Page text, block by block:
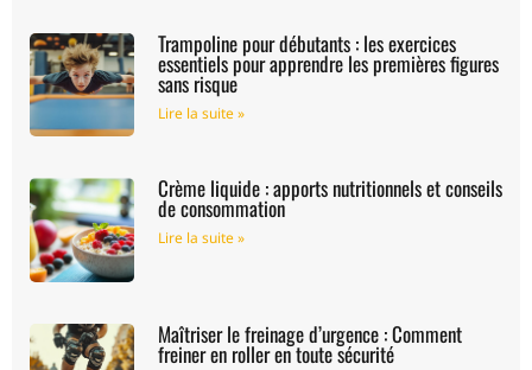
Trampoline pour débutants : les exercices
essentiels pour apprendre les premières figures
sans risque
Lire la suite »
Crème liquide : apports nutritionnels et conseils
de consommation
Lire la suite »
Maîtriser le freinage d’urgence : Comment
freiner en roller en toute sécurité